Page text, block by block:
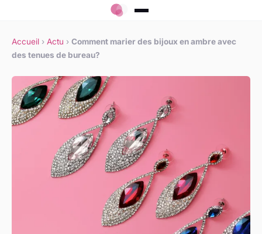
Accueil › Actu › Comment marier des bijoux en ambre avec
des tenues de bureau?